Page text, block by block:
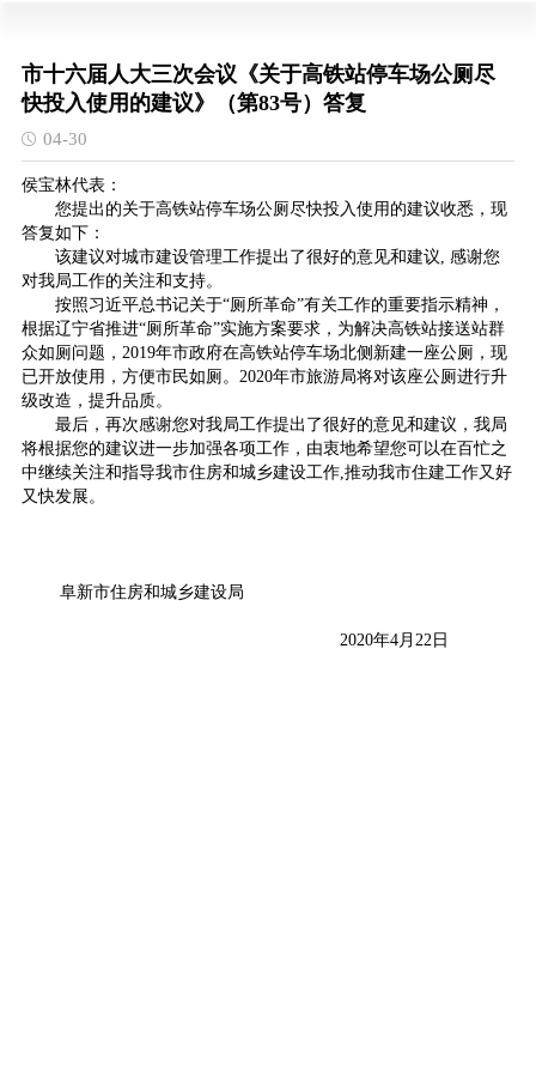
市十六届人大三次会议《关于高铁站停车场公厕尽
快投入使用的建议》（第83号）答复
04-30
侯宝林代表：
您提出的关于高铁站停车场公厕尽快投入使用的建议收悉，现
答复如下：
该建议对城市建设管理工作提出了很好的意见和建议, 感谢您
对我局工作的关注和支持。
按照习近平总书记关于“厕所革命”有关工作的重要指示精神，
根据辽宁省推进“厕所革命”实施方案要求，为解决高铁站接送站群
众如厕问题，2019年市政府在高铁站停车场北侧新建一座公厕，现
已开放使用，方便市民如厕。2020年市旅游局将对该座公厕进行升
级改造，提升品质。
最后，再次感谢您对我局工作提出了很好的意见和建议，我局
将根据您的建议进一步加强各项工作，由衷地希望您可以在百忙之
中继续关注和指导我市住房和城乡建设工作,推动我市住建工作又好
又快发展。
阜新市住房和城乡建设局
2020年4月22日